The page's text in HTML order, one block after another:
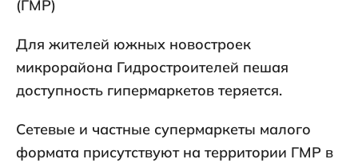
Для жителей южных новостроек
микрорайона Гидростроителей пешая
доступность гипермаркетов теряется.
Сетевые и частные супермаркеты малого
формата присутствуют на территории ГМР в